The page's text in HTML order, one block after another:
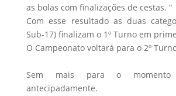
as bolas com finalizações de cestas. “
Com esse resultado as duas
Sub-17) finalizam o 1º Turno em
O Campeonato voltará para o 2º
Sem mais para o momento
antecipadamente.